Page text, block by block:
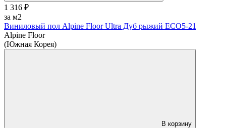
1 316 ₽
за м2
Виниловый пол Alpine Floor Ultra Дуб рыжий ЕСО5-21
Alpine Floor
(Южная Корея)
В корзину